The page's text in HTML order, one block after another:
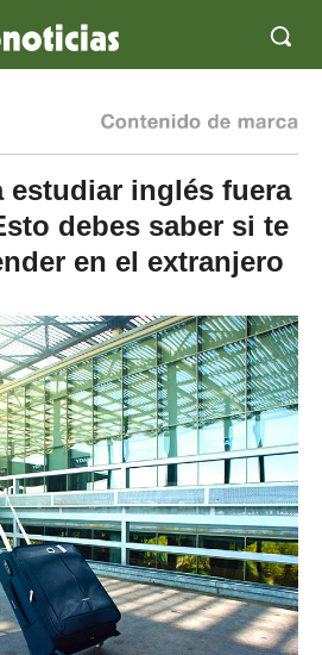
estudiar inglés fuera
debes saber si te
en el extranjero